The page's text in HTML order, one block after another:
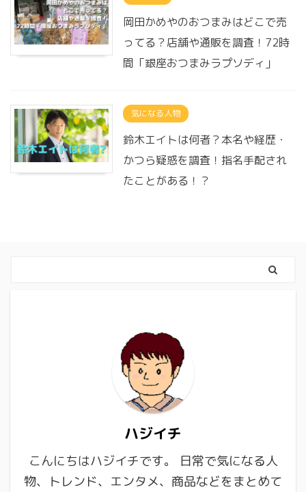
岡田かめやのおつまみはどこで売
ってる？店舗や通販を調査！72時
間「銀座おつまみラプソディ」
気になる人物
鈴木エイトは何者？本名や経歴・
かつら疑惑を調査！指名手配され
たことがある！？
ハジイチ
こんにちはハジイチです。 日常で気になる人
物、トレンド、エンタメ、商品などをまとめて